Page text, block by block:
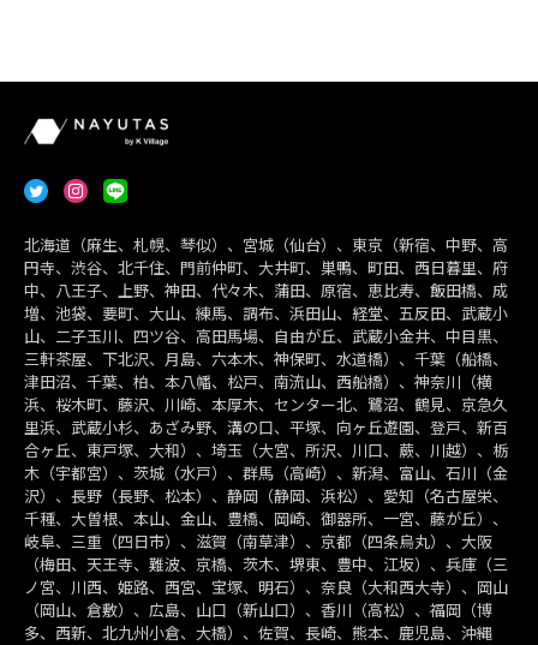
北海道（麻生、札幌、琴似）、宮城（仙台）、東京（新宿、中野、高
円寺、渋谷、北千住、門前仲町、大井町、巣鴨、町田、西日暮里、府
中、八王子、上野、神田、代々木、蒲田、原宿、恵比寿、飯田橋、成
増、池袋、要町、大山、練馬、調布、浜田山、経堂、五反田、武蔵小
山、二子玉川、四ツ谷、高田馬場、自由が丘、武蔵小金井、中目黒、
三軒茶屋、下北沢、月島、六本木、神保町、水道橋）、千葉（船橋、
津田沼、千葉、柏、本八幡、松戸、南流山、西船橋）、神奈川（横
浜、桜木町、藤沢、川崎、本厚木、センター北、鷺沼、鶴見、京急久
里浜、武蔵小杉、あざみ野、溝の口、平塚、向ヶ丘遊園、登戸、新百
合ヶ丘、東戸塚、大和）、埼玉（大宮、所沢、川口、蕨、川越）、栃
木（宇都宮）、茨城（水戸）、群馬（高崎）、新潟、富山、石川（金
沢）、長野（長野、松本）、静岡（静岡、浜松）、愛知（名古屋栄、
千種、大曽根、本山、金山、豊橋、岡崎、御器所、一宮、藤が丘）、
岐阜、三重（四日市）、滋賀（南草津）、京都（四条烏丸）、大阪
（梅田、天王寺、難波、京橋、茨木、堺東、豊中、江坂）、兵庫（三
ノ宮、川西、姫路、西宮、宝塚、明石）、奈良（大和西大寺）、岡山
（岡山、倉敷）、広島、山口（新山口）、香川（高松）、福岡（博
多、西新、北九州小倉、大橋）、佐賀、長崎、熊本、鹿児島、沖縄